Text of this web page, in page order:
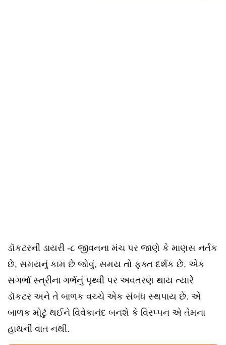
ડૉકટરની ડાયરી -૮ જીવનના મંચ પર જાણે કે માણસ નર્તક
છે, સમયનું કામ છે જોવું, સમય તો ફક્ત દર્શક છે. એક
સગર્ભા સ્ત્રીના ગર્ભનું પૃથ્વી પર અવતરણ થાય ત્યારે
ડૉકટર અને તે બાળક વચ્ચે એક સંબંધ સ્થપાય છે. એ
બાળક મોટું થઈને વિવેકાનંદ બનશે કે વિરપ્પન એ તેમના
હાથની વાત નથી.